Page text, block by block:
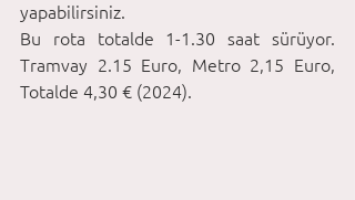
yapabilirsiniz.
Bu rota totalde 1-1.30 saat sürüyor.
Tramvay 2.15 Euro, Metro 2,15 Euro,
Totalde 4,30 € (2024).